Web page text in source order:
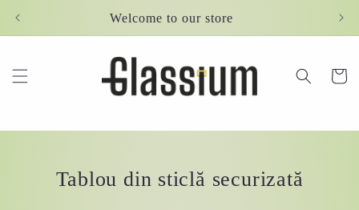
Welcome to our store
Cart
Tablou din sticlă securizată